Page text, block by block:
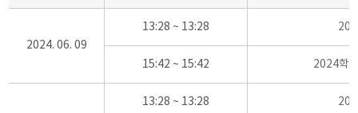
2024. 06. 09
13:28 ~ 13:28
15:42 ~ 15:42 2024학
13:28 ~ 13:28